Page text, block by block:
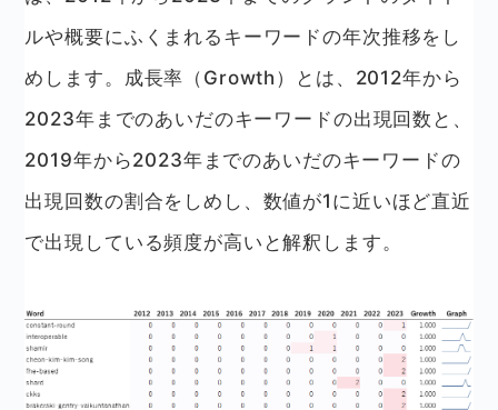
ルや概要にふくまれるキーワードの年次推移をし
めします。成長率（Growth）とは、2012年から
2023年までのあいだのキーワードの出現回数と、
2019年から2023年までのあいだのキーワードの
出現回数の割合をしめし、数値が1に近いほど直近
で出現している頻度が高いと解釈します。